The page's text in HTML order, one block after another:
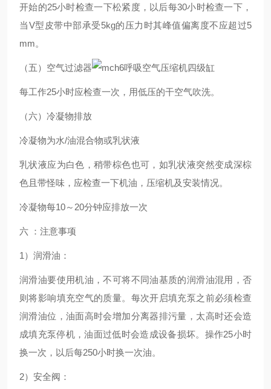
开始的25小时检查一下松紧度，以后每30小时检查一下，
当V型皮带中部承受5kg的压力时其峰值偏离度不应超过5
mm。
（五）空气过滤器
每工作25小时应检查一次，用低压的干空气吹洗。
（六）冷凝物排放
冷凝物为水/油混合物或乳状液
乳状液应为白色，稍带棕色也可，如乳状液突然变成深棕
色且带怪味，应检查一下机油，压缩机及安装情况。
冷凝物每10～20分钟应排放一次
六 ：注意事项
1）润滑油：
润滑油要使用机油，不可将不同油基质的润滑油混用，否
则将影响填充空气的质量。每次开启填充泵之前必须检查
润滑油位，油面高时会增加分离器排污量，太高时还会造
成填充泵停机，油面过低时会造成设备损坏。操作25小时
换一次，以后每250小时换一次油。
2）安全阀：